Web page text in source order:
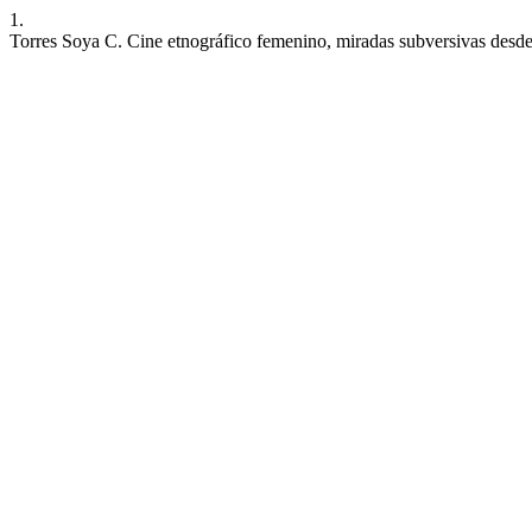
1.
Torres Soya C. Cine etnográfico femenino, miradas subversivas